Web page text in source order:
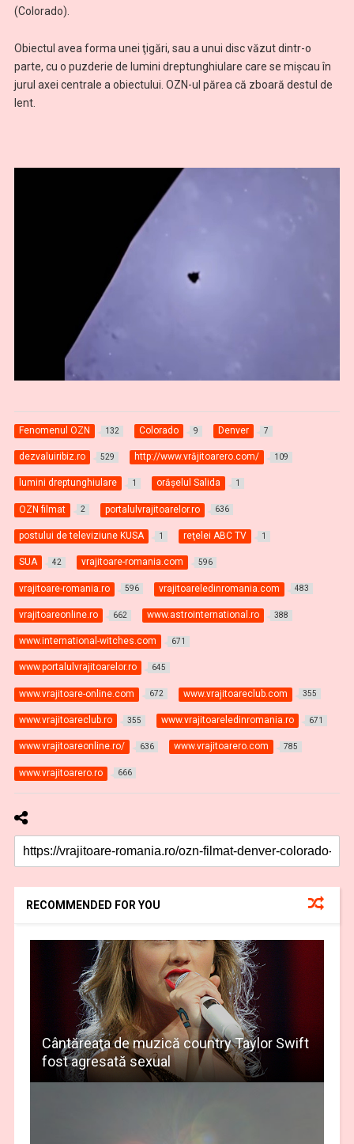
(Colorado).
Obiectul avea forma unei ţigări, sau a unui disc văzut dintr-o
parte, cu o puzderie de lumini dreptunghiulare care se mişcau în
jurul axei centrale a obiectului. OZN-ul părea că zboară destul de
lent.
Fenomenul OZN 132 Colorado 9 Denver 7
dezvaluiribiz.ro 529 http://www.vrăjitoarero.com/ 109
lumini dreptunghiulare 1 orăşelul Salida 1
OZN filmat 2 portalulvrajitoarelor.ro 636
postului de televiziune KUSA 1 reţelei ABC TV 1
SUA 42 vrajitoare-romania.com 596
vrajitoare-romania.ro 596 vrajitoareledinromania.com 483
vrajitoareonline.ro 662 www.astrointernational.ro 388
www.international-witches.com 671
www.portalulvrajitoarelor.ro 645
www.vrajitoare-online.com 672 www.vrajitoareclub.com 355
www.vrajitoareclub.ro 355 www.vrajitoareledinromania.ro 671
www.vrajitoareonline.ro/ 636 www.vrajitoarero.com 785
www.vrajitoarero.ro 666
RECOMMENDED FOR YOU
Cântăreaţa de muzică country Taylor Swift
fost agresată sexual